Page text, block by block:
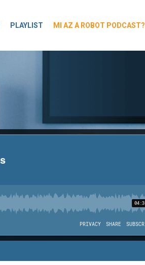
PLAYLIST MI AZ A ROBOT PODCAST?